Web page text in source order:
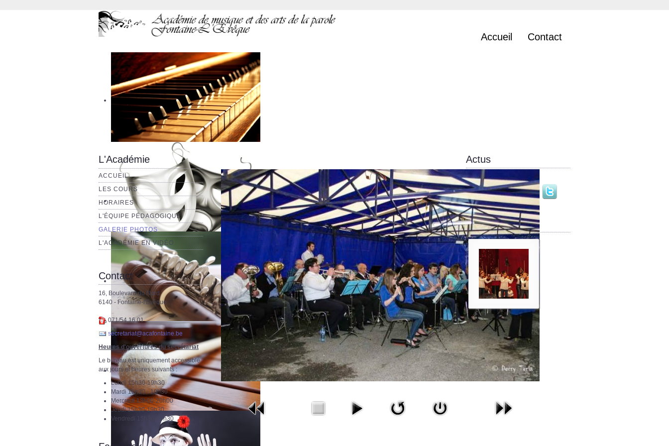
Accueil Contact
L'Académie
ACCUEIL
LES COURS
HORAIRES
L'ÉQUIPE PÉDAGOGIQUE
GALERIE PHOTOS
L'ACADÉMIE EN VIDÉO
Contact
16, Boulevard du Nord
6140 - Fontaine-l'Evêque
071/54.16.01
secretariat@acafontaine.be
Heures d'ouvertures du secrétariat
Le bureau est uniquement accessible
aux jours et heures suivants :
Lundi 15h30-19h30
Mardi 15h30 - 19h30
Mercredi 13h00-20h00
Jeudi 15h30-19h30
Vendredi 15h30-19h30
Actus
Photos